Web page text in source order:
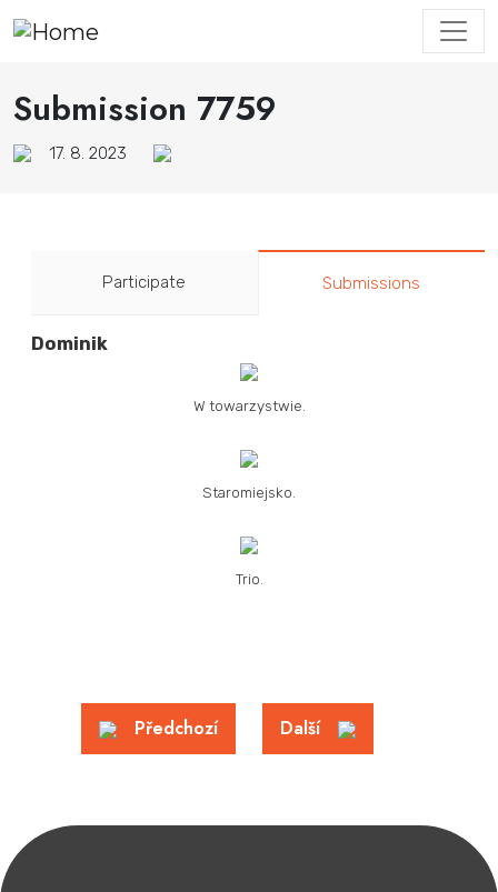
Submission 7759
17. 8. 2023
Participate Submissions
Dominik
W towarzystwie.
Staromiejsko.
Trio.
Předchozí Další